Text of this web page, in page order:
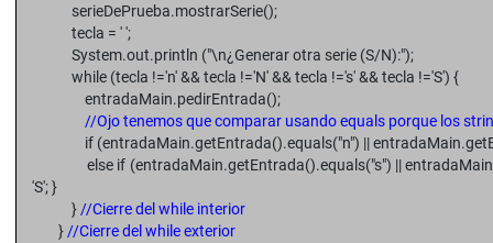
serieDePrueba.mostrarSerie();
tecla = ' ';
System.out.println ("\n¿Generar otra serie (S/N):");
while (tecla !='n' && tecla !='N' && tecla !='s' && tecla !='S') {
entradaMain.pedirEntrada();
//Ojo tenemos que comparar usando equals porque los
if (entradaMain.getEntrada().equals("n") ||
else if (entradaMain.getEntrada().equals("s") ||
'S'; }
} //Cierre del while interior
} //Cierre del while exterior